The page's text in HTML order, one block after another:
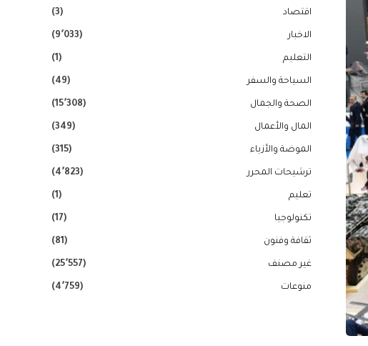
اقتصاد (3)
الاخبار (9٬033)
التعليم (1)
السياحة والسفر (49)
الصحة والجمال (15٬308)
المال والأعمال (349)
الموضة والأزياء (315)
ترشيحات المحرر (4٬823)
تعليم (1)
تكنولوجيا (17)
ثقافة وفنون (81)
غير مصنف (25٬557)
منوعات (4٬759)